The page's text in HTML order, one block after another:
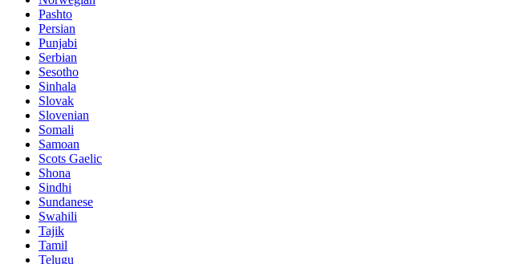
Pashto
Persian
Punjabi
Serbian
Sesotho
Sinhala
Slovak
Slovenian
Somali
Samoan
Scots Gaelic
Shona
Sindhi
Sundanese
Swahili
Tajik
Tamil
Telugu